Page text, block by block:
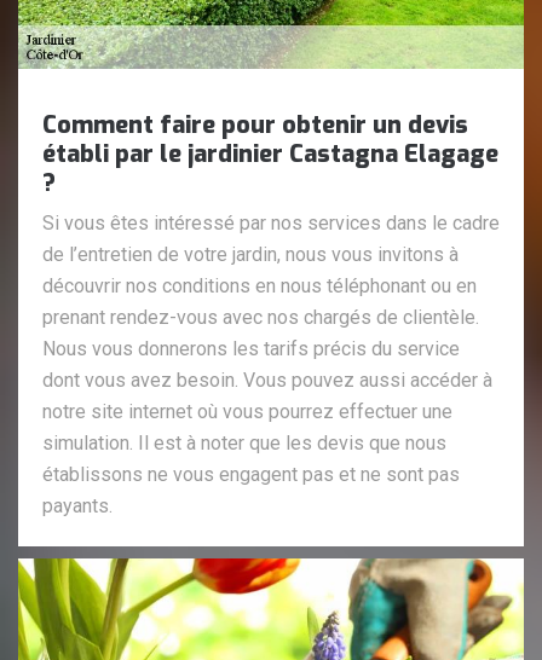
Comment faire pour obtenir un devis
établi par le jardinier Castagna Elagage
?
Si vous êtes intéressé par nos services dans le cadre
de l’entretien de votre jardin, nous vous invitons à
découvrir nos conditions en nous téléphonant ou en
prenant rendez-vous avec nos chargés de clientèle.
Nous vous donnerons les tarifs précis du service
dont vous avez besoin. Vous pouvez aussi accéder à
notre site internet où vous pourrez effectuer une
simulation. Il est à noter que les devis que nous
établissons ne vous engagent pas et ne sont pas
payants.